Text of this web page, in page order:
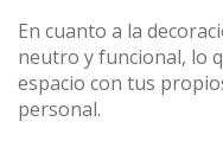
En cuanto a la
neutro y funcional, lo
espacio con tus
personal.